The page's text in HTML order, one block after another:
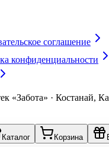
соглашение
конфиденциальности
«Забота» · Костанай,
Каталог Корзина